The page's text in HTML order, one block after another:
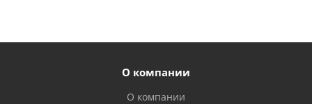
О компании
О компании